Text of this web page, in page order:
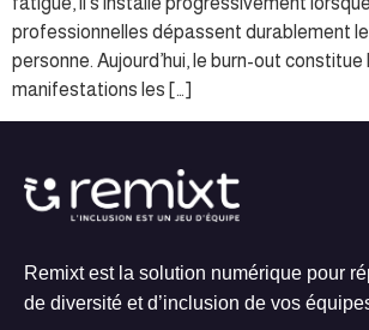
professionnelles dépassent durablement
personne. Aujourd’hui, le burn-out constitue
manifestations les […]
Remixt est la solution numérique pour
de diversité et d’inclusion de vos